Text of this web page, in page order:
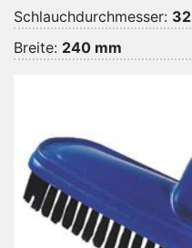
Schlauchdurchmesser: 32
Breite: 240 mm